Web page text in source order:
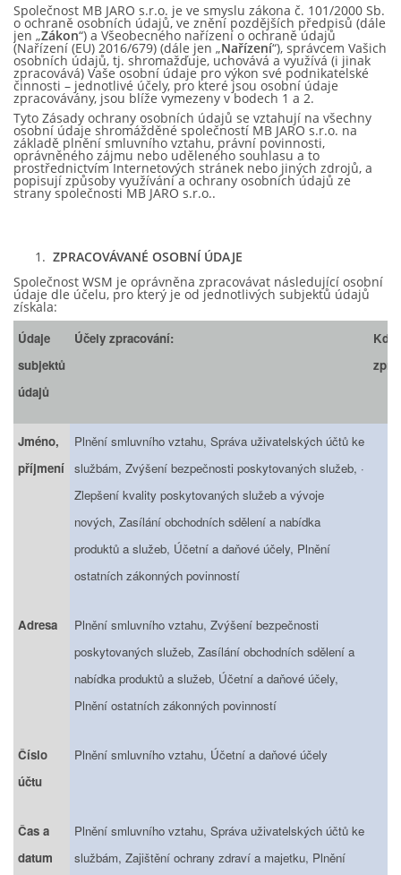
STAVEBNÍ PRÁCE
Podzámecká 1269
29306 Kosmonosy
Mladá Boleslav
00420 602 836 754
info@mbjaro.com
Společnost MB JARO s.r.o. je ve smyslu zákona č. 101/2000 Sb.
o ochraně osobních údajů, ve znění pozdějších předpisů (dále
jen „Zákon“) a Všeobecného nařízení o ochraně údajů
(Nařízení (EU) 2016/679) (dále jen „Nařízení“), správcem Vašich
osobních údajů, tj. shromažďuje, uchovává a využívá (i jinak
zpracovává) Vaše osobní údaje pro výkon své podnikatelské
činnosti – jednotlivé účely, pro které jsou osobní údaje
zpracovávány, jsou blíže vymezeny v bodech 1 a 2.
Tyto Zásady ochrany osobních údajů se vztahují na všechny
osobní údaje shromážděné společností MB JARO s.r.o. na
základě plnění smluvního vztahu, právní povinnosti,
oprávněného zájmu nebo uděleného souhlasu a to
prostřednictvím Internetových stránek nebo jiných zdrojů, a
popisují způsoby využívání a ochrany osobních údajů ze
strany společnosti MB JARO s.r.o..
ZPRACOVÁVANÉ OSOBNÍ ÚDAJE
Společnost WSM je oprávněna zpracovávat následující osobní
údaje dle účelu, pro který je od jednotlivých subjektů údajů
získala:
Údaje
subjektů
údajů
Účely zpracování:
Kde
Jméno,
příjmení
Plnění smluvního vztahu, Správa uživatelských účtů ke
službám, Zvýšení bezpečnosti poskytovaných služeb, ·
Zlepšení kvality poskytovaných služeb a vývoje
nových, Zasílání obchodních sdělení a nabídka
produktů a služeb, Účetní a daňové účely, Plnění
ostatních zákonných povinností
Adresa
Plnění smluvního vztahu, Zvýšení bezpečnosti
poskytovaných služeb, Zasílání obchodních sdělení a
nabídka produktů a služeb, Účetní a daňové účely,
Plnění ostatních zákonných povinností
Číslo
účtu
Plnění smluvního vztahu, Účetní a daňové účely
Čas a
datum
Plnění smluvního vztahu, Správa uživatelských účtů ke
službám, Zajištění ochrany zdraví a majetku, Plnění